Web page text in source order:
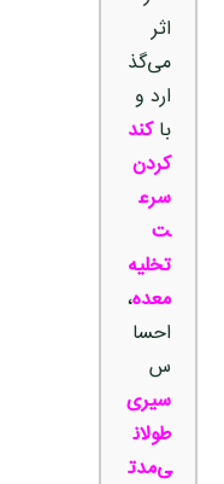
اثر
می‌گذ
ارد و
باکند
کردن
سرع
ت
تخلیه
معده،
احسا
س
سیری
طولان
ی‌مدت